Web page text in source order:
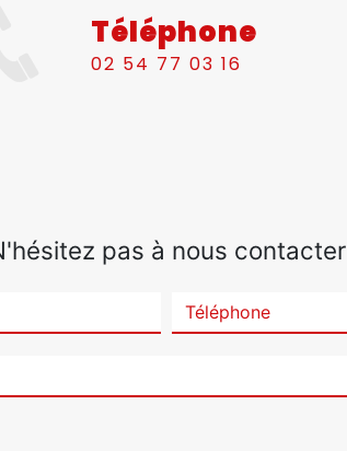
Téléphone
02 54 77 03 16
pas à nous contacter